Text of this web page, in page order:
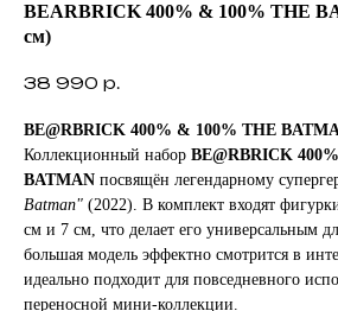
BEARBRICK 400% & 100% THE
см)
38 990 р.
BE@RBRICK 400% & 100% THE
Коллекционный набор BE@RBRICK
BATMAN посвящён легендарному
Batman" (2022). В комплект входят
см и 7 см, что делает его универсальным
большая модель эффектно смотрится в
идеально подходит для повседневного
переносной мини-коллекции.